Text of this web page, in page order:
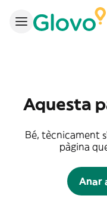
Aquesta
Bé, tècnicament
pàgina
Anar